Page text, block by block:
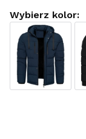
Wybierz kolor: